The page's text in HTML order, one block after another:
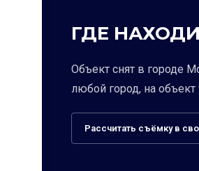
ГДЕ
Объект снят в городе
любой город, на объект
Рассчитать съёмку в